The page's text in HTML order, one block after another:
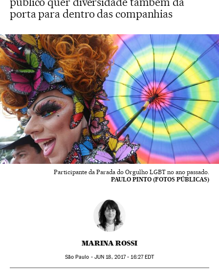
porta para dentro das companhias
Participante da Parada do Orgulho LGBT no ano passado.
PAULO PINTO (FOTOS PÚBLICAS)
MARINA ROSSI
São Paulo - JUN 18, 2017 - 16:27EDT